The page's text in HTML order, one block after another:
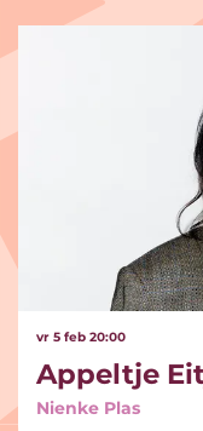
Overslaan
Appeltje
Nienke Plas
vr 5 feb 20:00